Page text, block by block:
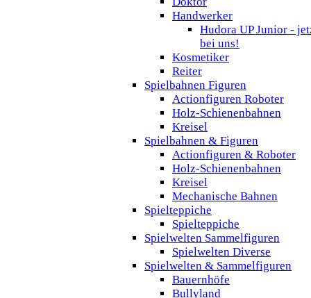
Handwerker
Hudora UP Junior -
bei uns!
Kosmetiker
Reiter
Spielbahnen Figuren
Actionfiguren Roboter
Holz-Schienenbahnen
Kreisel
Spielbahnen & Figuren
Actionfiguren & Roboter
Holz-Schienenbahnen
Kreisel
Mechanische Bahnen
Spielteppiche
Spielteppiche
Spielwelten Sammelfiguren
Spielwelten Diverse
Spielwelten & Sammelfiguren
Bauernhöfe
Bullyland